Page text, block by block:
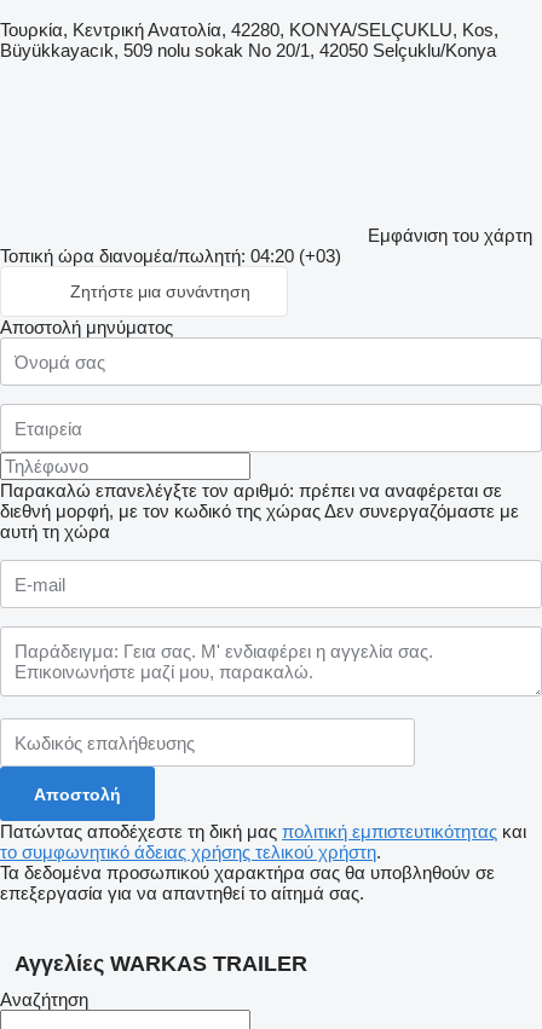
Τουρκία, Κεντρική Ανατολία, 42280, KONYA/SELÇUKLU, Kos,
Büyükkayacık, 509 nolu sokak No 20/1, 42050 Selçuklu/Konya
Εμφάνιση του χάρτη
Τοπική ώρα διανομέα/πωλητή: 04:20 (+03)
Ζητήστε μια συνάντηση
Αποστολή μηνύματος
Παρακαλώ επανελέγξτε τον αριθμό: πρέπει να αναφέρεται σε
διεθνή μορφή, με τον κωδικό της χώραςΔεν συνεργαζόμαστε με
αυτή τη χώρα
Πατώντας αποδέχεστε τη δική μας πολιτική εμπιστευτικότητας και
το συμφωνητικό άδειας χρήσης τελικού χρήστη.
Τα δεδομένα προσωπικού χαρακτήρα σας θα υποβληθούν σε
επεξεργασία για να απαντηθεί το αίτημά σας.
Αγγελίες WARKAS TRAILER
Αναζήτηση